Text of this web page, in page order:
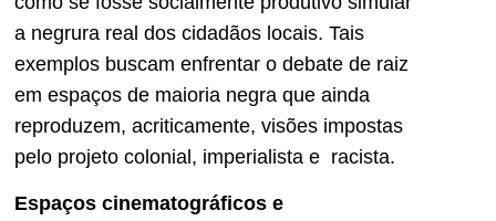
a negrura real dos cidadãos locais. Tais
exemplos buscam enfrentar o debate de raiz
em espaços de maioria negra que ainda
reproduzem, acriticamente, visões impostas
pelo projeto colonial, imperialista e racista.
Espaços cinematográficos e